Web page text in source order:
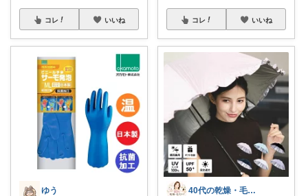
コレ いいね
ゆう
コレ いいね
40代の乾燥・毛穴ケアROOM